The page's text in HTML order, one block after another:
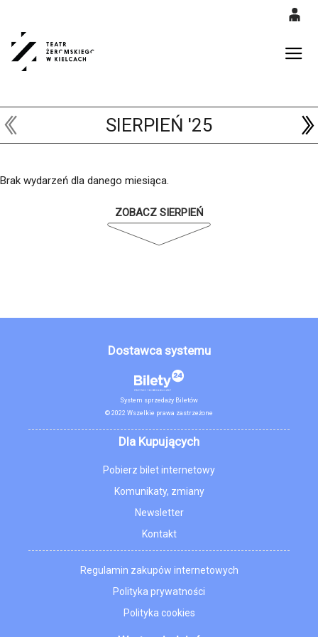
0,00
SIERPIEŃ '25
Brak wydarzeń dla danego miesiąca.
ZOBACZ SIERPIEŃ
Dostawca systemu
System sprzedaży Biletów
© 2022 Wszelkie prawa zastrzeżone
Dla Kupujących
Pobierz bilet internetowy
Komunikaty, zmiany
Newsletter
Kontakt
Regulamin zakupów internetowych
Polityka prywatności
Polityka cookies